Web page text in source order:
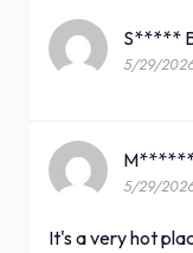
S*****
5/29/
5/29/
It's a very hot